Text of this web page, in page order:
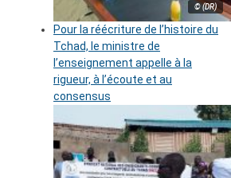
© (DR)
Pour la réécriture de l’histoire du
Tchad, le ministre de
l’enseignement appelle à la
rigueur, à l’écoute et au
consensus